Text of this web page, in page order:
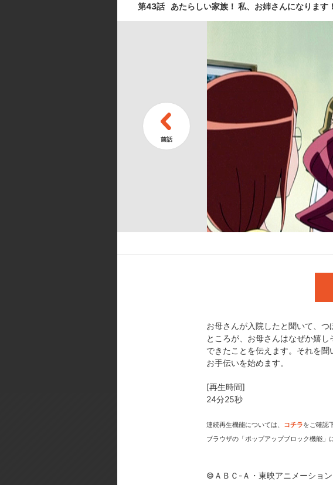
アチョー！！ カンフーでパワーア
花咲つぼみ(キュアブロッサム):水樹奈々／来海えり
ュアムーンライト):久川綾／シプレ:川田妙子／コフ
[スタッフ]
田隆司／キャラクターデザイン:馬越嘉彦／美術デ
｢Alright！ハートキャッチプリキュア！｣作詞：六
©ＡＢＣ-Ａ・東映アニメーション
d
今期アニ
第43話 あたらしい家族！ 私、お姉さんになります
お母さんが入院したと聞いて、つ
ところが、お母さんはなぜか嬉
できたことを伝えます。それを
お手伝いを始めます。
[再生時間]
24分25秒
連続再生機能については、 コチラをご確認
ブラウザの「ポップアップブロック機能
©ＡＢＣ-Ａ・東映アニメーション